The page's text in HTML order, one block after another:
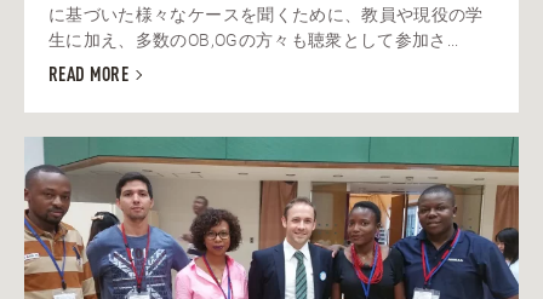
に基づいた様々なケースを聞くために、教員や現役の学
生に加え、多数のOB,OGの方々も聴衆として参加さ...
READ MORE